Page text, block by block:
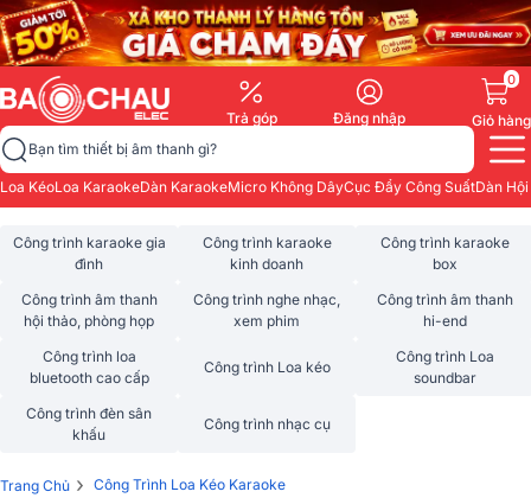
Trả góp Đăng nhập
0
Giỏ hàng
Bạn tìm thiết bị âm thanh gì?
Loa KéoLoa KaraokeDàn KaraokeMicro Không DâyCục Đẩy Công SuấtDàn
Công trình karaoke gia
đình
Công trình karaoke
kinh doanh
Công trình karaoke
box
Công trình âm thanh
hội thảo, phòng họp
Công trình nghe nhạc,
xem phim
Công trình âm thanh
hi-end
Công trình loa
bluetooth cao cấp
Công trình Loa kéo
Công trình Loa
soundbar
Công trình đèn sân
khấu
Công trình nhạc cụ
Trang Chủ › Công Trình Loa Kéo Karaoke